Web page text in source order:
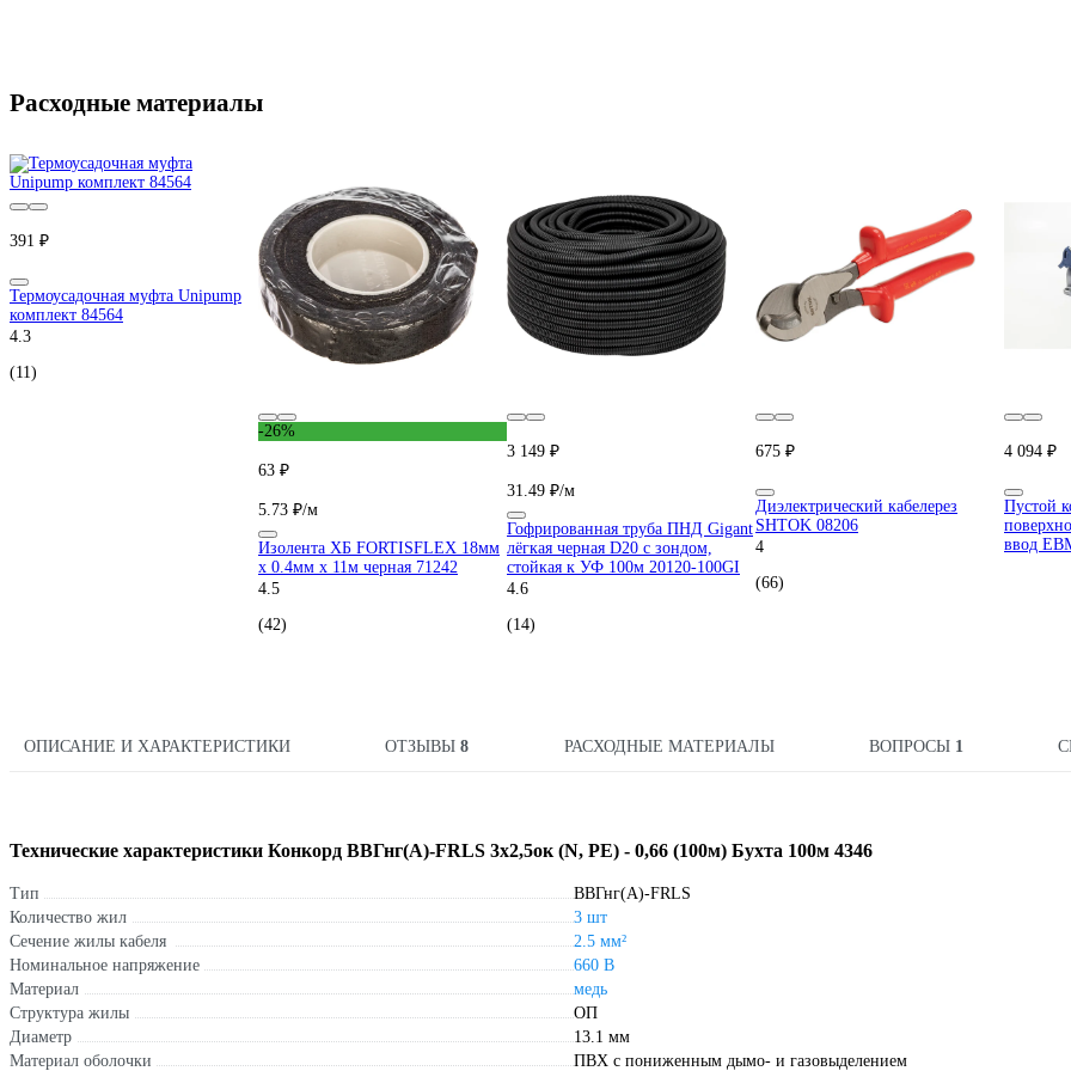
Расходные материалы
391 ₽
Термоусадочная муфта Unipump
комплект 84564
4.3
(11)
-26%
63 ₽
5.73 ₽/м
Изолента ХБ FORTISFLEX 18мм
х 0.4мм х 11м черная 71242
4.5
(42)
3 149 ₽
31.49 ₽/м
Гофрированная труба ПНД Gigant
лёгкая черная D20 с зондом,
стойкая к УФ 100м 20120-100GI
4.6
(14)
675 ₽
Диэлектрический кабелерез
SHTOK 08206
4
(66)
4 094 ₽
Пустой
ввод
ОПИСАНИЕ И ХАРАКТЕРИСТИКИ ОТЗЫВЫ8 РАСХОДНЫЕ МАТЕРИАЛЫ ВОПРОСЫ 1
Технические характеристики Конкорд ВВГнг(А)-FRLS 3x2,5ок (N, PE) - 0,66 (100м) Бухта 100м 4346
Тип
ВВГнг(А)-FRLS
Количество жил
3 шт
Сечение жилы кабеля
2.5 мм²
Номинальное напряжение
660 В
Материал
медь
Структура жилы
ОП
Диаметр
13.1 мм
Материал оболочки
ПВХ с пониженным дымо- и газовыделением